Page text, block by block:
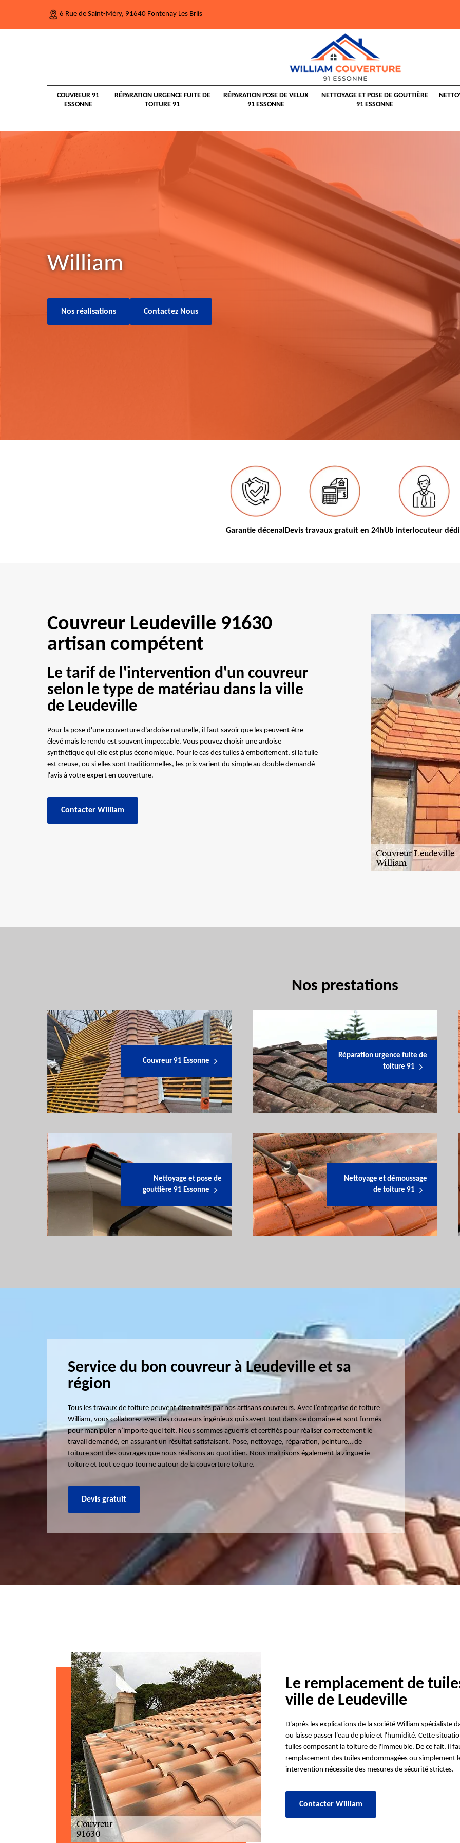
6 Rue de Saint-Méry, 91640 Fontenay Les Briis
COUVREUR 91
ESSONNE
RÉPARATION URGENCE FUITE DE
TOITURE 91
RÉPARATION POSE DE VELUX
91 ESSONNE
NETTOYAGE ET POSE DE GOUTTIÈRE
91 ESSONNE
William
Nos réalisations Contactez Nous
Garantie décenal Devis travaux gratuit en 24hUb interlocuteur
Couvreur Leudeville 91630
artisan compétent
Le tarif de l'intervention d'un couvreur
selon le type de matériau dans la ville
de Leudeville
Pour la pose d'une couverture d'ardoise naturelle, il faut savoir que les peuvent être
élevé mais le rendu est souvent impeccable. Vous pouvez choisir une ardoise
synthétique qui elle est plus économique. Pour le cas des tuiles à emboîtement, si la tuile
est creuse, ou si elles sont traditionnelles, les prix varient du simple au double demandé
l'avis à votre expert en couverture.
Contacter William
Nos prestations
Couvreur 91 Essonne
Réparation urgence fuite de
toiture 91
Nettoyage et pose de
gouttière 91 Essonne
Nettoyage et démoussage
de toiture 91
Service du bon couvreur à Leudeville et sa
région
Tous les travaux de toiture peuvent être traités par nos artisans couvreurs. Avec l’entreprise de toiture
William, vous collaborez avec des couvreurs ingénieux qui savent tout dans ce domaine et sont formés
pour manipuler n’importe quel toit. Nous sommes aguerris et certifiés pour réaliser correctement le
travail demandé, en assurant un résultat satisfaisant. Pose, nettoyage, réparation, peinture… de
toiture sont des ouvrages que nous réalisons au quotidien. Nous maitrisons également la zinguerie
toiture et tout ce quo tourne autour de la couverture toiture.
Devis gratuit
Le remplacement de
ville de Leudeville
D'après les explications de la société William spécialiste
ou laisse passer l'eau de pluie et l'humidité. Cette
tuiles composant la toiture de l'immeuble. De ce fait, il
remplacement des tuiles endommagées ou simplement
intervention nécessite des mesures de sécurité strictes.
Contacter William